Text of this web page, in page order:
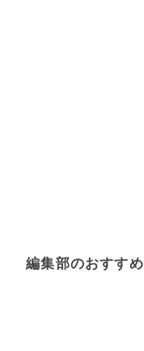
編集部のおすすめ